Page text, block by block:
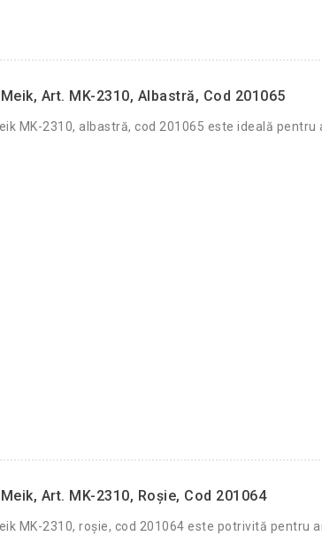
Art. MK-2310, Albastră, Cod 201065
MK-2310, albastră, cod 201065 este ideală
Art. MK-2310, Roșie, Cod 201064
MK-2310, roșie, cod 201064 este potrivită pentru